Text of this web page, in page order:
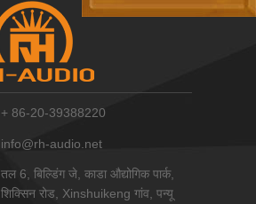
+ 86-20-39388220
info@rh-audio.net
तल 6, बिल्डिंग जे, काडा औद्योगिक पार्क,
शिक्सिन रोड, Xinshuikeng गांव, पन्यू